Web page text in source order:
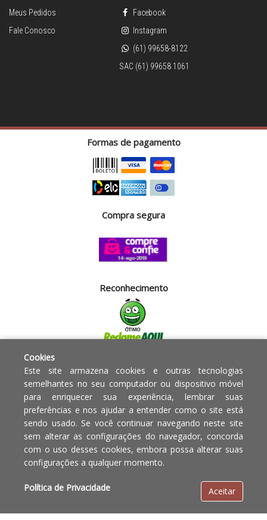
Meus Pedidos
Fale Conosco
Facebook
Instagram
(61) 99658-8122
SAC (61) 99658 1061
Formas de pagamento
Compra segura
Reconhecimento
Powered by:
Copyright © 2010 - 2017 Razão
social Blumenau - RA OBJETOS PARA
O LAR EIRELI CNPJ -
E loja 33 Asa Sul - Brasília-DF - CEP:
Em caso de divergência de
preços, o valor válido é o do
Cookies
Este site armazena cookies e outras tecnologias
semelhantes no seu computador ou dispositivo móvel
para enriquecer sua experiência, lembrar suas
preferências e nos ajudar a entender como o site está
sendo usado. Se você continuar navegando neste site
sem alterar as configurações do navegador, concorda
com o uso desses cookies, embora possa alterar suas
configurações a qualquer momento.
Política de Privacidade Aceitar